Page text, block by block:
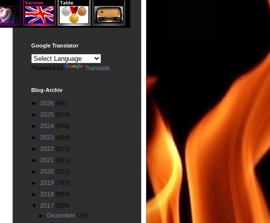
Google Translator
Powered by Translate
Blog-Archiv
► 2026 (99)
► 2025 (614)
► 2024 (478)
► 2023 (494)
► 2022 (611)
► 2021 (631)
► 2020 (512)
► 2019 (787)
► 2018 (954)
▼ 2017 (959)
►
Dezember (76)